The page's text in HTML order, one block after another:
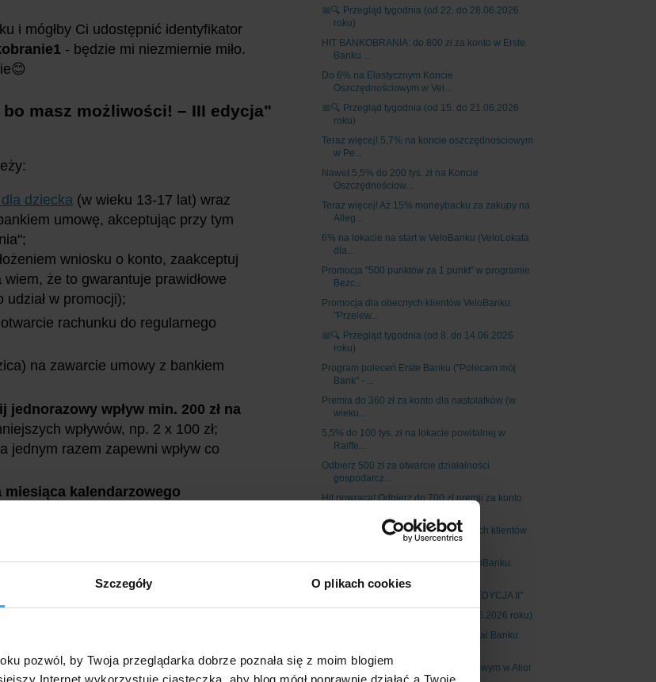
Szczegóły O plikach cookies
pozwól, by Twoja przeglądarka dobrze poznała się z moim blogiem
Internet wykorzystuje ciasteczka, aby blog mógł poprawnie działać a Twoje
i mógłby Ci udostępnić identyfikator
- będzie mi niezmiernie miło.
masz możliwości! – III edycja"
dziecka (w wieku 13-17 lat) wraz
umowę, akceptując przy tym
wniosku o konto, zaakceptuj
że to gwarantuje prawidłowe
udział w promocji);
rachunku do regularnego
na zawarcie umowy z bankiem
jednorazowy wpływ min. 200 zł na
wpływów, np. 2 x 100 zł;
jednym razem zapewni wpływ co
kalendarzowego
wykonało 10 płatności
i/lub przez Internet
po otwarciu konta dla
Moje Cele powiązanym z
premię (50 zł). By zgarnąć II premię
📅🔍 Przegląd tygodnia (od 22. do 28.06.2026
roku)
HIT BANKOBRANIA: do 800 zł za konto w Erste
Banku ...
Do 6% na Elastycznym Koncie
Oszczędnościowym w Vel...
📅🔍 Przegląd tygodnia (od 15. do 21.06.2026
roku)
Teraz więcej! 5,7% na koncie oszczędnościowym
w Pe...
Nawet 5,5% do 200 tys. zł na Koncie
Oszczędnościow...
Teraz więcej! Aż 15% moneybacku za zakupy na
Alleg...
6% na lokacie na start w VeloBanku (VeloLokata
dla...
Promocja "500 punktów za 1 punkt" w programie
Bezc...
Promocja dla obecnych klientów VeloBanku:
"Przelew...
📅🔍 Przegląd tygodnia (od 8. do 14.06.2026
roku)
Program poleceń Erste Banku ("Polecam mój
Bank" - ...
Premia do 360 zł za konto dla nastolatków (w
wieku...
5,5% do 100 tys. zł na lokacie powitalnej w
Raiffe...
Odbierz 500 zł za otwarcie działalności
gospodarcz...
Hit powraca! Odbierz do 700 zł premii za konto
Promocja "120 zł z apką" dla obecnych klientów
Promocja dla obecnych klientów VeloBanku:
PKO BP: "Płacisz kartą, kasa wraca EDYCJA II"
📅🔍 Przegląd tygodnia (od 1. do 7.06.2026 roku)
4,5% do 200 tys. zł w Raiffeisen Digital Banku
5% na start na koncie oszczędnościowym w Alior